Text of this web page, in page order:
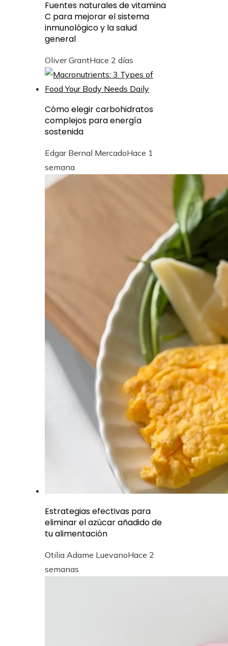
Fuentes naturales de vitamina
C para mejorar el sistema
inmunológico y la salud
general
Oliver GrantHace 2 días
Cómo elegir carbohidratos
complejos para energía
sostenida
Edgar Bernal MercadoHace 1
semana
Estrategias efectivas para
eliminar el azúcar añadido de
tu alimentación
Otilia Adame LuevanoHace 2
semanas